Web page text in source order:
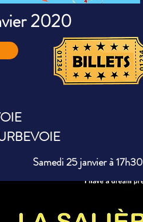
2020
Samedi 25 janvier à 17h30